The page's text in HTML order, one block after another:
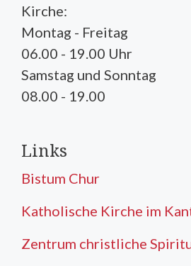
Kirche:
Montag - Freitag
06.00 - 19.00 Uhr
Samstag und Sonntag
08.00 - 19.00
Links
Bistum Chur
Katholische Kirche im
Zentrum christliche